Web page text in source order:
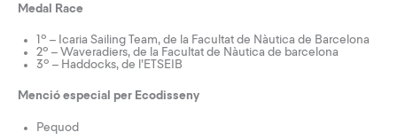
Medal Race
1º – Icaria Sailing Team, de la Facultat de Nàutica de Barcelona
2º – Waveradiers, de la Facultat de Nàutica de barcelona
3º – Haddocks, de l’ETSEIB
Menció especial per Ecodisseny
Pequod